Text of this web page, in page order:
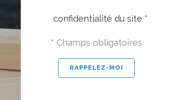
confidentialité du site *
* Champs obligatoires